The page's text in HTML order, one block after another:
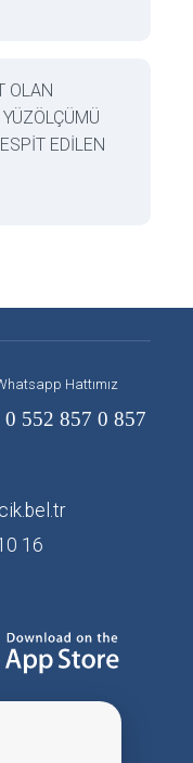
OLAN
EDİLEN
Hattımız
0 552 857 0 857
16